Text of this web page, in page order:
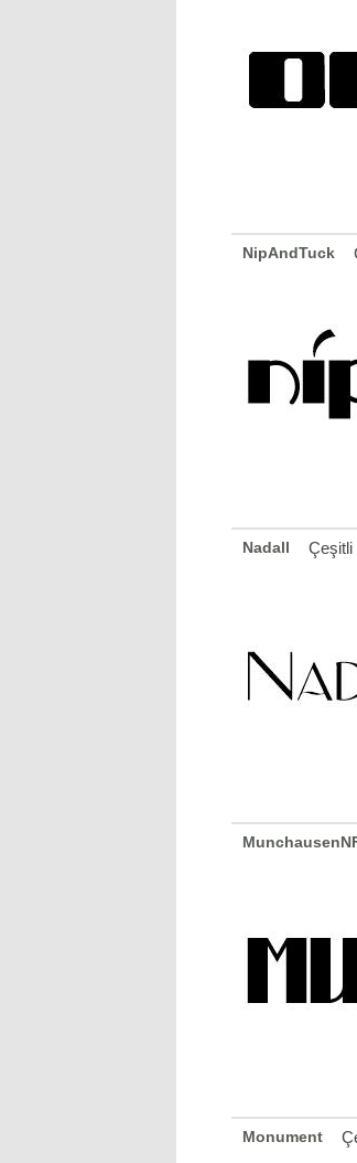
NipAndTuck
Nadall Çeşitli
Monument